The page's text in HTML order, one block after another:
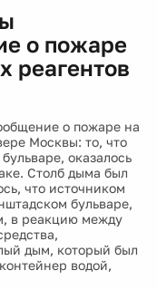
о пожаре
реагентов
о пожаре на
Москвы: то, что
оказалось
Столб дыма был
что источником
бульваре,
в реакцию между
дым, который был
водой,